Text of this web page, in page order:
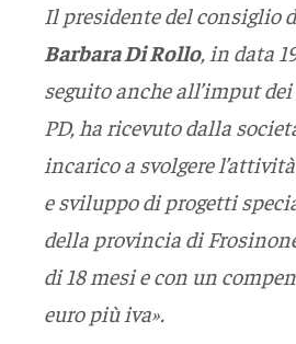
Il presidente del consiglio
Barbara Di Rollo, in data
seguito anche all’imput
PD, ha ricevuto dalla
incarico a svolgere
e sviluppo di progetti
della provincia di
di 18 mesi e con un
euro più iva».